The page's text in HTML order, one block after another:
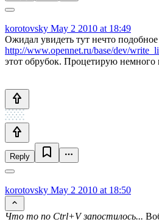
korotovsky May 2 2010 at 18:49
Ожидал увидеть тут нечто
http://www.opennet.ru/base/dev/
этот обрубок. Процетирую немного
Reply
korotovsky May 2 2010 at 18:50
Что то по Ctrl+V запостилось...